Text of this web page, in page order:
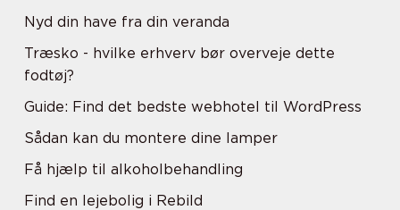
Nyd din have fra din veranda
Træsko - hvilke erhverv bør overveje dette
fodtøj?
Guide: Find det bedste webhotel til WordPress
Sådan kan du montere dine lamper
Få hjælp til alkoholbehandling
Find en lejebolig i Rebild